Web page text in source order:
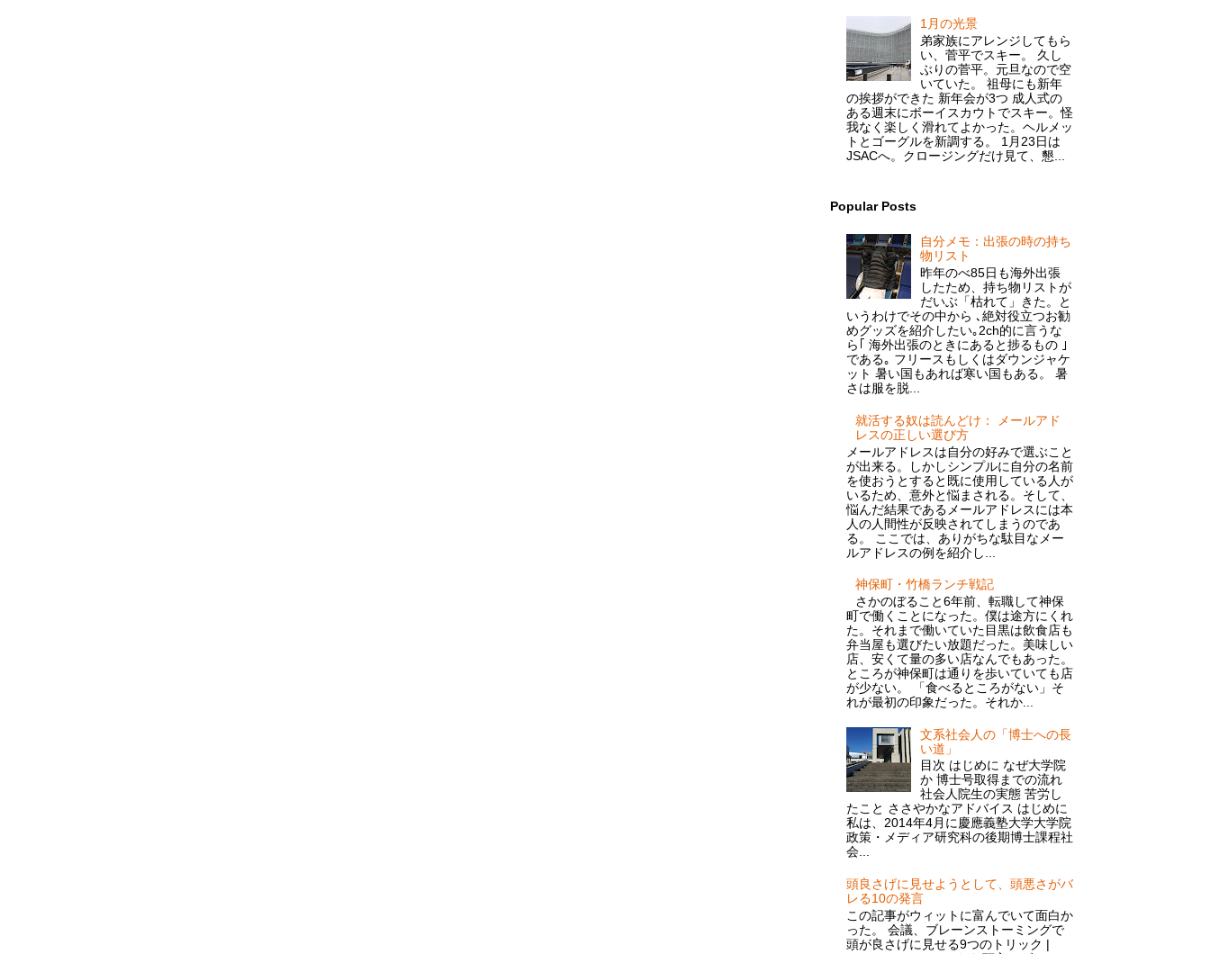
1月の光景
弟家族にアレンジしてもら
い、菅平でスキー。 久し
ぶりの菅平。元旦なので空
いていた。 祖母にも新年
の挨拶ができた 新年会が3つ 成人式の
ある週末にボーイスカウトでスキー。怪
我なく楽しく滑れてよかった。ヘルメッ
トとゴーグルを新調する。 1月23日は
JSACへ。クロージングだけ見て、懇...
Popular Posts
自分メモ：出張の時の持ち
物リスト
昨年のべ85日も海外出張
したため、持ち物リストが
だいぶ「枯れて」きた。と
いうわけでその中から ､絶対役立つお勧
めグッズを紹介したい｡2ch的に言うな
ら｢ 海外出張のときにあると捗るもの ｣
である｡ フリースもしくはダウンジャケ
ット 暑い国もあれば寒い国もある。 暑
さは服を脱...
就活する奴は読んどけ： メールアド
レスの正しい選び方
メールアドレスは自分の好みで選ぶこと
が出来る。しかしシンプルに自分の名前
を使おうとすると既に使用している人が
いるため、意外と悩まされる。そして、
悩んだ結果であるメールアドレスには本
人の人間性が反映されてしまうのであ
る。 ここでは、ありがちな駄目なメー
ルアドレスの例を紹介し...
神保町・竹橋ランチ戦記
さかのぼること6年前、転職して神保
町で働くことになった。僕は途方にくれ
た。それまで働いていた目黒は飲食店も
弁当屋も選びたい放題だった。美味しい
店、安くて量の多い店なんでもあった。
ところが神保町は通りを歩いていても店
が少ない。 「食べるところがない」そ
れが最初の印象だった。それか...
文系社会人の「博士への長
い道」
目次 はじめに なぜ大学院
か 博士号取得までの流れ
社会人院生の実態 苦労し
たこと ささやかなアドバイス はじめに
私は、2014年4月に慶應義塾大学大学院
政策・メディア研究科の後期博士課程社
会...
頭良さげに見せようとして、頭悪さがバ
レる10の発言
この記事がウィットに富んでいて面白か
った。 会議、ブレーンストーミングで
頭が良さげに見せる9つのトリック |